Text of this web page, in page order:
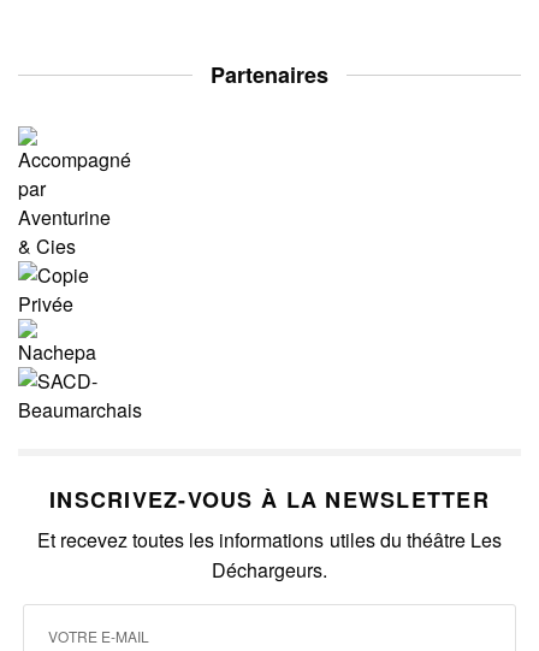
Partenaires
INSCRIVEZ-VOUS À LA NEWSLETTER
Et recevez toutes les informations utiles du théâtre Les
Déchargeurs.